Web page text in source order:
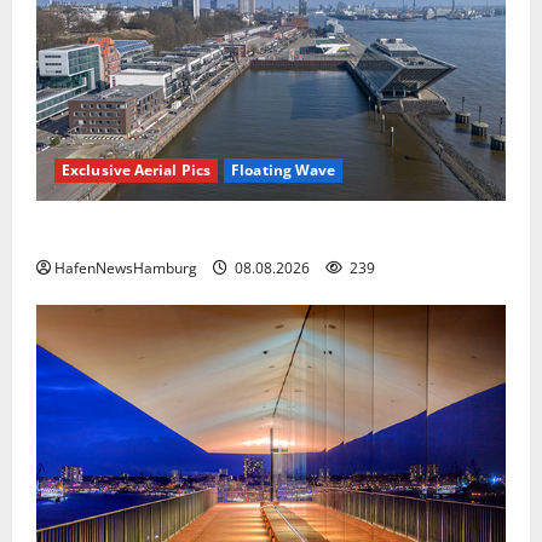
Exclusive Aerial Pics Floating Wave
HafenNewsHamburg 08.08.2026 239